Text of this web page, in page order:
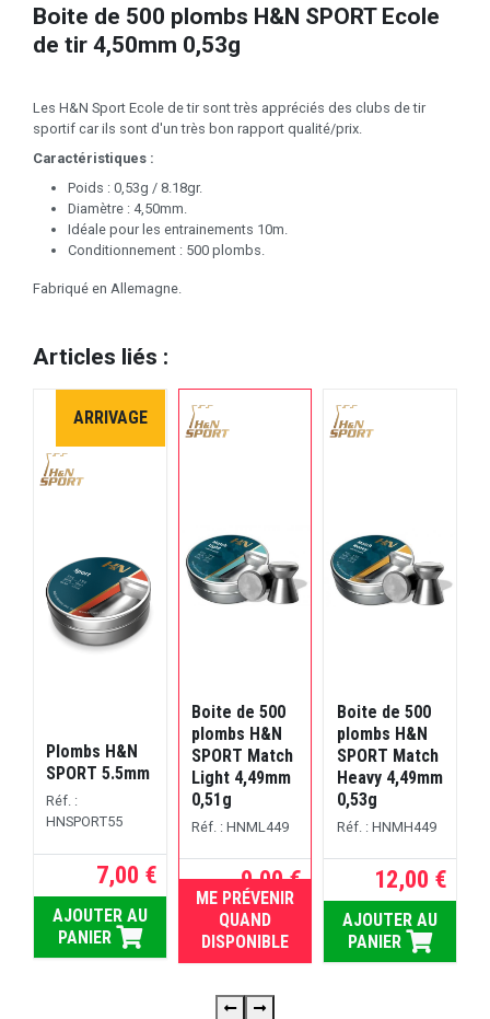
Boite de 500 plombs H&N SPORT Ecole
de tir 4,50mm 0,53g
Les H&N Sport Ecole de tir sont très appréciés des clubs de tir
sportif car ils sont d'un très bon rapport qualité/prix.
Caractéristiques :
Poids : 0,53g / 8.18gr.
Diamètre : 4,50mm.
Idéale pour les entrainements 10m.
Conditionnement : 500 plombs.
Fabriqué en Allemagne.
Articles liés :
ARRIVAGE
Plombs H&N
SPORT 5.5mm
Réf. :
HNSPORT55
7,00 €
AJOUTER AU
PANIER
Boite de 500
plombs H&N
SPORT Match
Light 4,49mm
0,51g
Réf. : HNML449
9,00 €
RUPTURE
ME PRÉVENIR
QUAND
DISPONIBLE
Boite de 500
plombs H&N
SPORT Match
Heavy 4,49mm
0,53g
Réf. : HNMH449
12,00 €
AJOUTER AU
PANIER